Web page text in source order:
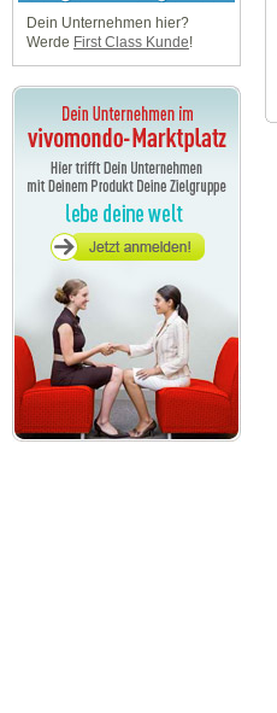
Dein Unternehmen hier?
Werde First Class Kunde!